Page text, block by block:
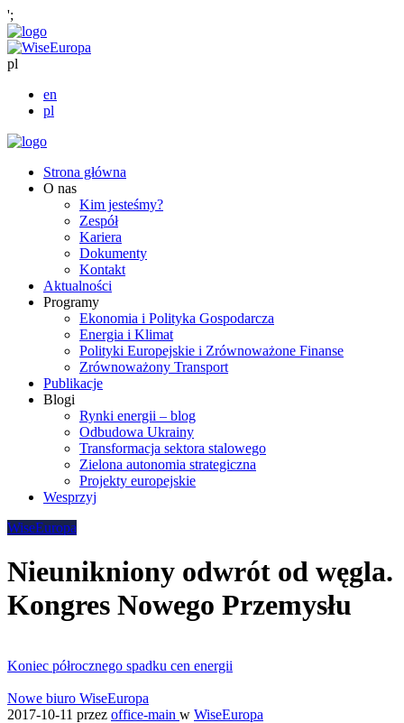
';
pl
en
pl
Strona główna
O nas
Kim jesteśmy?
Zespół
Kariera
Dokumenty
Kontakt
Aktualności
Programy
Ekonomia i Polityka Gospodarcza
Energia i Klimat
Polityki Europejskie i Zrównoważone Finanse
Zrównoważony Transport
Publikacje
Blogi
Rynki energii – blog
Odbudowa Ukrainy
Transformacja sektora stalowego
Zielona autonomia strategiczna
Projekty europejskie
Wesprzyj
WiseEuropa
Nieunikniony odwrót od węgla.
Kongres Nowego Przemysłu
Koniec półrocznego spadku cen energii
Nowe biuro WiseEuropa
2017-10-11 przez office-main w WiseEuropa